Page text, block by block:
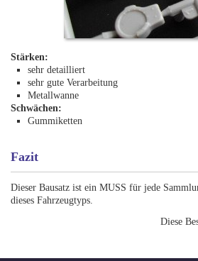
Stärken:
sehr detailliert
sehr gute Verarbeitung
Metallwanne
Schwächen:
Gummiketten
Fazit
Dieser Bausatz ist ein MUSS für jede
dieses Fahrzeugtyps.
Diese